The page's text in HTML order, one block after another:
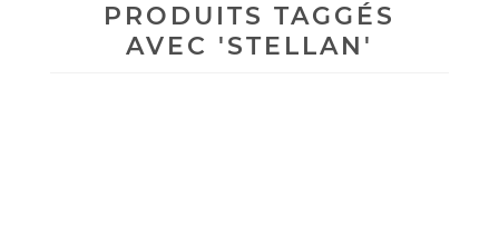
PRODUITS TAGGÉS
AVEC 'STELLAN'